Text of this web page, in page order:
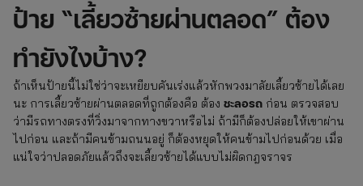
ป้าย “เลี้ยวซ้ายผ่านตลอด” ต้อง
ทำยังไงบ้าง?
ถ้าเห็นป้ายนี้ไม่ใช่ว่าจะเหยียบคันเร่งแล้วหักพวงมาลัยเลี้ยวซ้ายได้เลย
นะ การเลี้ยวซ้ายผ่านตลอดที่ถูกต้องคือ ต้อง ชะลอรถ ก่อน ตรวจสอบ
ว่ามีรถทางตรงที่วิ่งมาจากทางขวาหรือไม่ ถ้ามีก็ต้องปล่อยให้เขาผ่าน
ไปก่อน และถ้ามีคนข้ามถนนอยู่ ก็ต้องหยุดให้คนข้ามไปก่อนด้วย เมื่อ
แน่ใจว่าปลอดภัยแล้วถึงจะเลี้ยวซ้ายได้แบบไม่ผิดกฎจราจร